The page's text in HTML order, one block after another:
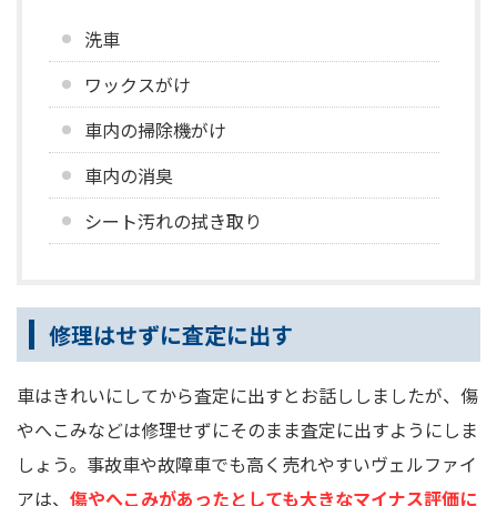
洗車
ワックスがけ
車内の掃除機がけ
車内の消臭
シート汚れの拭き取り
修理はせずに査定に出す
車はきれいにしてから査定に出すとお話ししましたが、傷
やへこみなどは修理せずにそのまま査定に出すようにしま
しょう。事故車や故障車でも高く売れやすいヴェルファイ
アは、 傷やへこみがあったとしても大きなマイナス評価に